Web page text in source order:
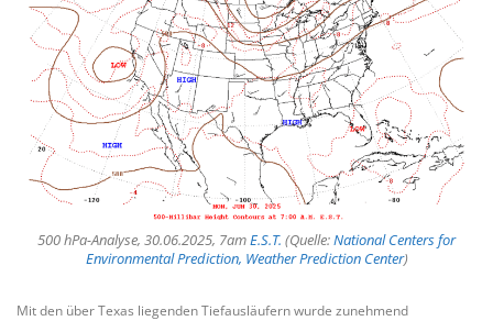
500 hPa-Analyse, 30.06.2025, 7amE.S.T. (Quelle:National Centers for
Environmental Prediction, Weather Prediction Center)
Mit den über Texas liegenden Tiefausläufern wurde zunehmend